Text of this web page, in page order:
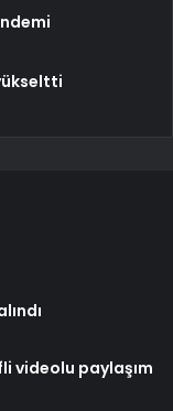
videolu paylaşım